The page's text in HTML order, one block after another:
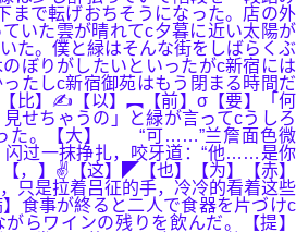
まで転げおちそうになった。店の外
いた雲が晴れてc夕暮に近い太陽が
た。僕と緑はそんな街をしばらくぶ
ぼりがしたいといったがc新宿には
たしc新宿御苑はもう閉まる時間だ
比】✍【以】︻【前】σ【要】「何
せちゃうの」と緑が言ってcうしろ
った。【大】 “可……”兰詹面色微
闪过一抹挣扎，咬牙道：“他……是你
，】✌【这】◤【也】【为】【赤】
是拉着吕征的手，冷冷的看着这些
食事が終ると二人で食器を片づけc
らワインの残りを飲んだ。【提】